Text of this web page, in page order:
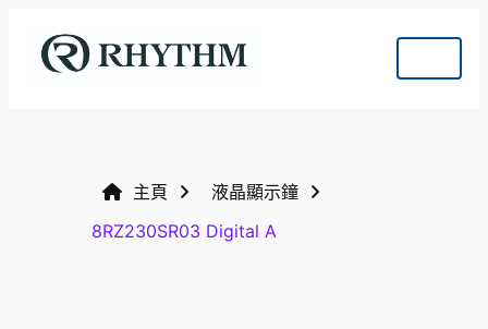
主頁
液晶顯示鐘
8RZ230SR03 Digital A